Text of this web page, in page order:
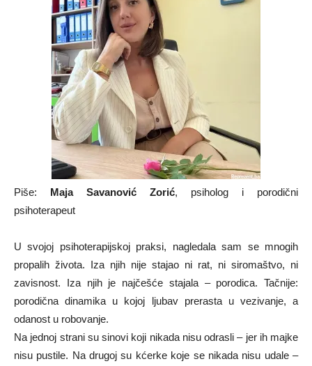
Piše: Maja Savanović Zorić, psiholog i porodični
psihoterapeut
U svojoj psihoterapijskoj praksi, nagledala sam se mnogih
propalih života. Iza njih nije stajao ni rat, ni siromaštvo, ni
zavisnost. Iza njih je najčešće stajala – porodica. Tačnije:
porodična dinamika u kojoj ljubav prerasta u vezivanje, a
odanost u robovanje.
Na jednoj strani su sinovi koji nikada nisu odrasli – jer ih majke
nisu pustile. Na drugoj su kćerke koje se nikada nisu udale –